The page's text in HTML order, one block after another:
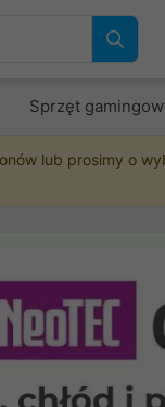
Sprzęt
lub prosimy o